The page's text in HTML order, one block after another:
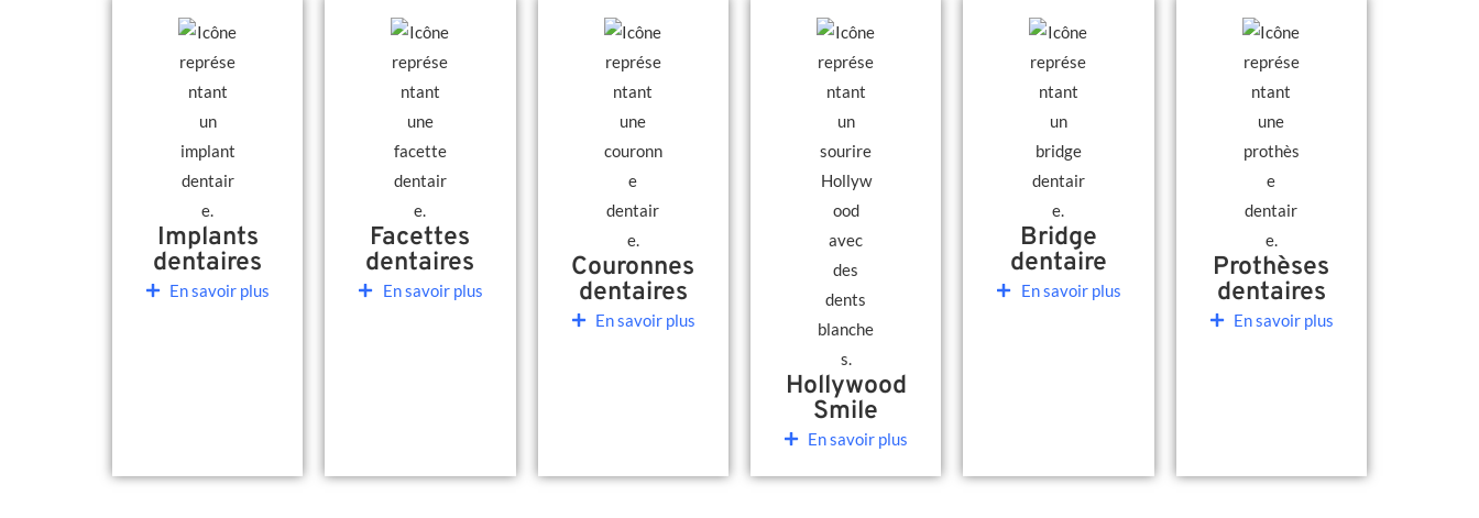
Implants
dentaires
En savoir plus
Facettes
dentaires
En savoir plus
Couronnes
dentaires
En savoir plus
Hollywood
Smile
En savoir plus
Bridge
dentaire
En savoir plus
Prothèses
dentaires
En savoir plus